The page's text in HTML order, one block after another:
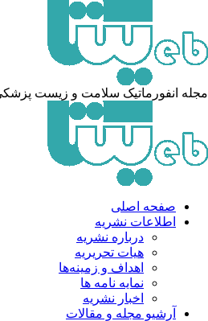
انفورماتیک سلامت و زیست پزشکی
صفحه اصلی
اطلاعات نشریه
درباره نشریه
هیات تحریریه
اهداف و زمینه‌ها
نمایه نامه ها
اخبار نشریه
آرشیو مجله و مقالات